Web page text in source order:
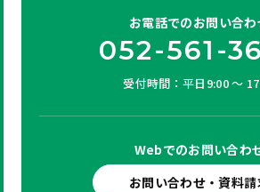
お電話でのお問い合
052-561-
受付時間：平日9:00 ～
Webでのお問い合わ
お問い合わせ・資料請